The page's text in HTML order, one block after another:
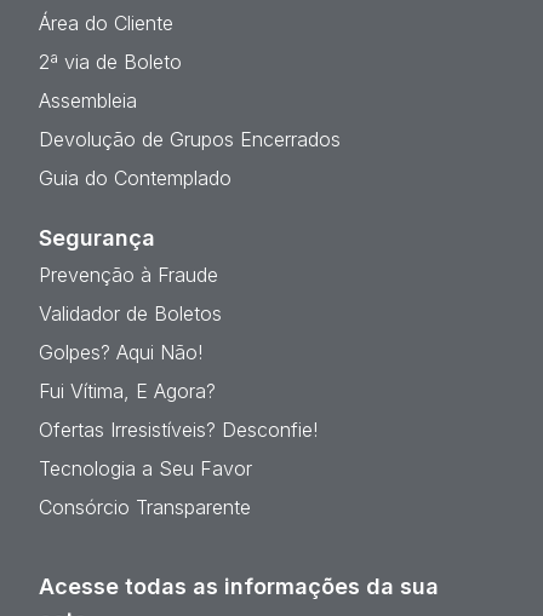
Área do Cliente
2ª via de Boleto
Assembleia
Devolução de Grupos Encerrados
Guia do Contemplado
Segurança
Prevenção à Fraude
Validador de Boletos
Golpes? Aqui Não!
Fui Vítima, E Agora?
Ofertas Irresistíveis? Desconfie!
Tecnologia a Seu Favor
Consórcio Transparente
Acesse todas as informações da sua